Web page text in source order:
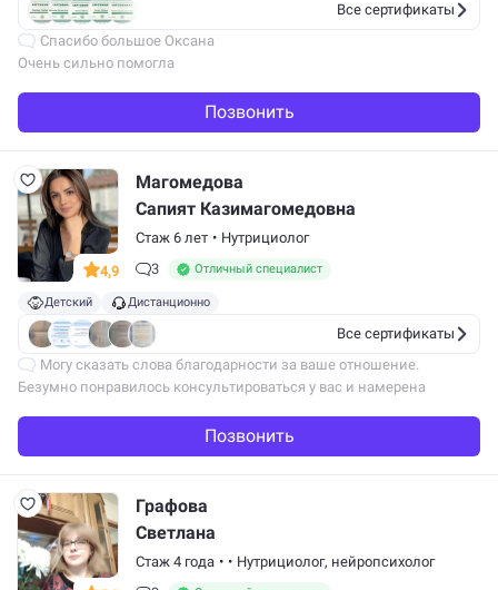
Все сертификаты
Спасибо большое Оксана
Очень сильно помогла
За полгода согнал вес больше 30 кг
Правильно помогает выработать пищевые привычки, работает
Позвонить
4,9
Магомедова
Сапият Казимагомедовна
Стаж 6 лет • Нутрициолог
3
Отличный специалист
Детский Дистанционно
Все сертификаты
Могу сказать слова благодарности за ваше отношение.
Безумно понравилось консультироваться у вас и намерена
Позвонить
Графова
Светлана
Стаж 4 года • • Нутрициолог, нейропсихолог